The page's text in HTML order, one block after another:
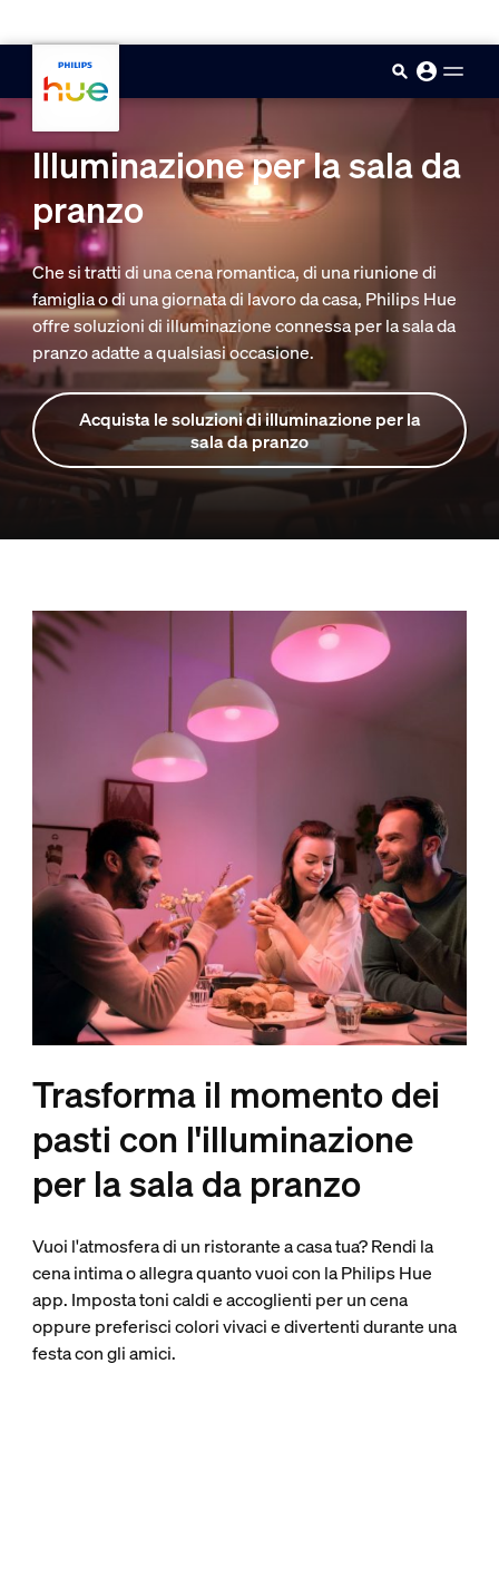
Illuminazione per la sala da
pranzo
Che si tratti di una cena romantica, di una riunione di
famiglia o di una giornata di lavoro da casa, Philips Hue
offre soluzioni di illuminazione connessa per la sala da
pranzo adatte a qualsiasi occasione.
Acquista le soluzioni di illuminazione per la
sala da pranzo
Trasforma il momento dei
pasti con l'illuminazione
per la sala da pranzo
Vuoi l'atmosfera di un ristorante a casa tua? Rendi la
cena intima o allegra quanto vuoi con la Philips Hue
app. Imposta toni caldi e accoglienti per un cena
oppure preferisci colori vivaci e divertenti durante una
festa con gli amici.